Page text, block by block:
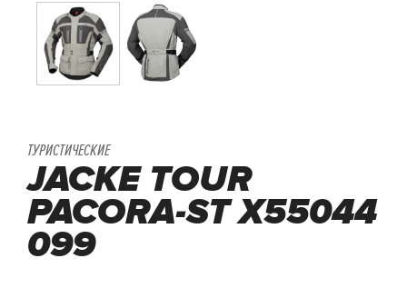
ТУРИСТИЧЕСКИЕ
JACKE TOUR
PACORA-ST X55044
099